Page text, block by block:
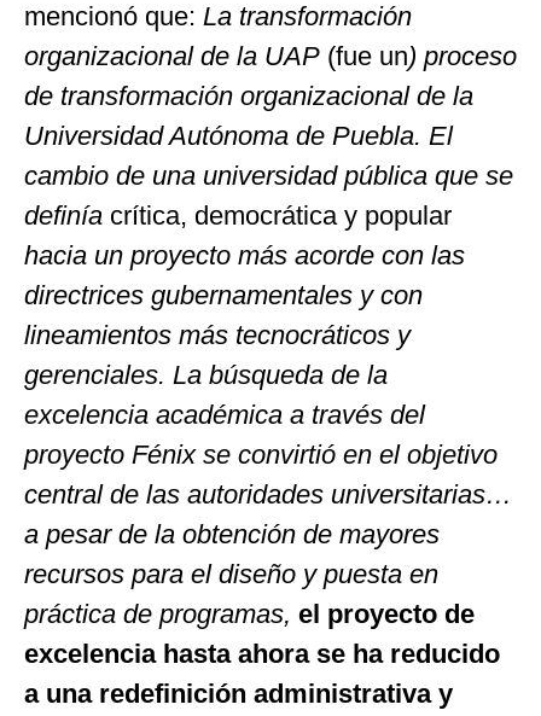
mencionó que: La transformación
organizacional de la UAP (fue un) proceso
de transformación organizacional de la
Universidad Autónoma de Puebla. El
cambio de una universidad pública que se
definía crítica, democrática y popular
hacia un proyecto más acorde con las
directrices gubernamentales y con
lineamientos más tecnocráticos y
gerenciales. La búsqueda de la
excelencia académica a través del
proyecto Fénix se convirtió en el objetivo
central de las autoridades universitarias…
a pesar de la obtención de mayores
recursos para el diseño y puesta en
práctica de programas, el proyecto de
excelencia hasta ahora se ha reducido
a una redefinición administrativa y